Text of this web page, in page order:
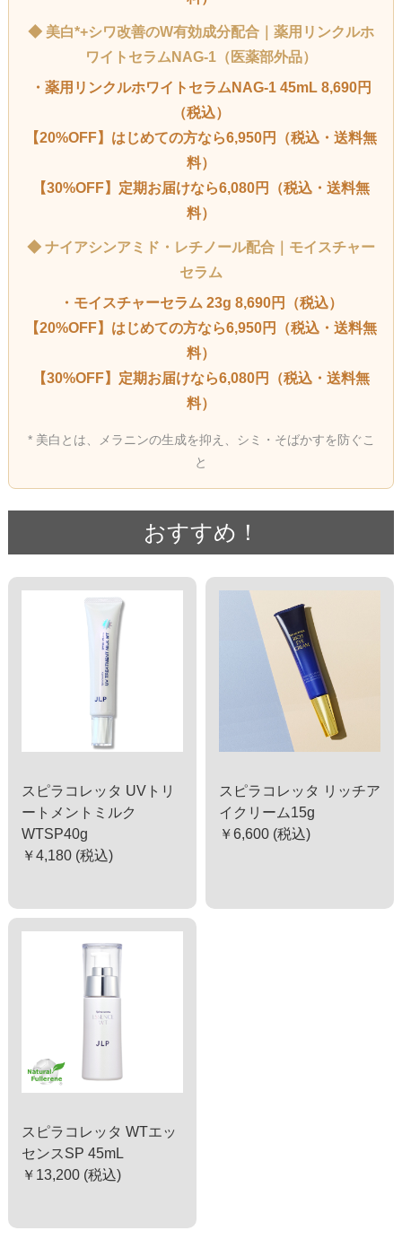
◆ 美白*+シワ改善のW有効成分配合｜薬用リンクルホ
ワイトセラムNAG-1（医薬部外品）
・薬用リンクルホワイトセラムNAG-1 45mL 8,690円
（税込）
【20%OFF】はじめての方なら6,950円（税込・送料無
料）
【30%OFF】定期お届けなら6,080円（税込・送料無
料）
◆ ナイアシンアミド・レチノール配合｜モイスチャー
セラム
・モイスチャーセラム 23g 8,690円（税込）
【20%OFF】はじめての方なら6,950円（税込・送料無
料）
【30%OFF】定期お届けなら6,080円（税込・送料無
料）
* 美白とは、メラニンの生成を抑え、シミ・そばかすを防ぐこ
と
おすすめ！
スピラコレッタ UVトリ
ートメントミルク
WTSP40g
￥4,180 (税込)
スピラコレッタ リッチア
イクリーム15g
￥6,600 (税込)
スピラコレッタ WTエッ
センスSP 45mL
￥13,200 (税込)